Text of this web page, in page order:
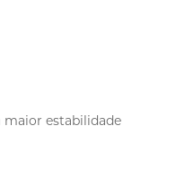
maior estabilidade